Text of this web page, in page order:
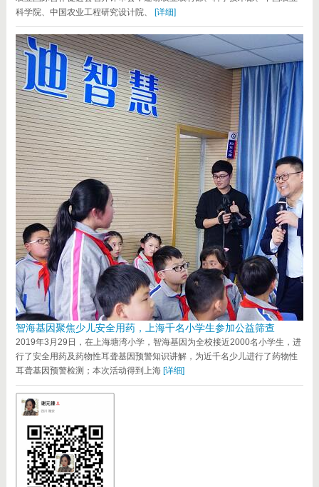
科学院、中国农业工程研究设计院、 [详细]
智海基因聚焦少儿安全用药，上海千名小学生参加公益筛查
2019年3月29日，在上海塘湾小学，智海基因为全校接近2000名小学生，进
行了安全用药及药物性耳聋基因预警知识讲解，为近千名少儿进行了药物性
耳聋基因预警检测；本次活动得到上海 [详细]